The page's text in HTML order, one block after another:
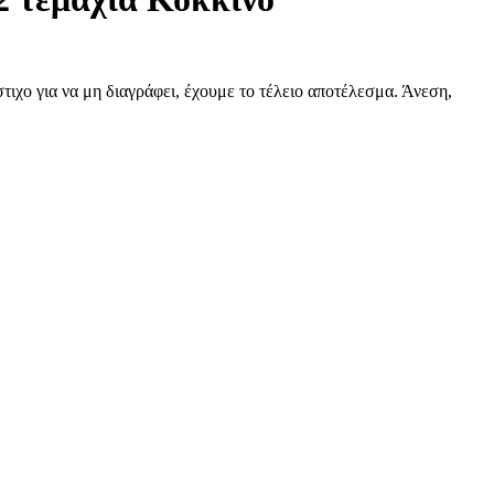
για να μη διαγράφει, έχουμε το τέλειο αποτέλεσμα. Άνεση,